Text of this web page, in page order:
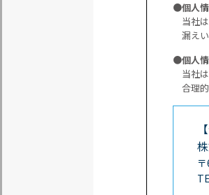
●個人
当社
漏え
●個人
当社
合理